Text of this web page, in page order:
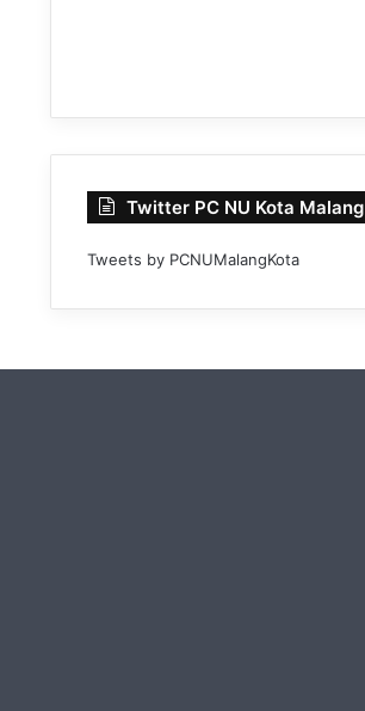
Twitter PC NU Kota Malang
Tweets by PCNUMalangKota